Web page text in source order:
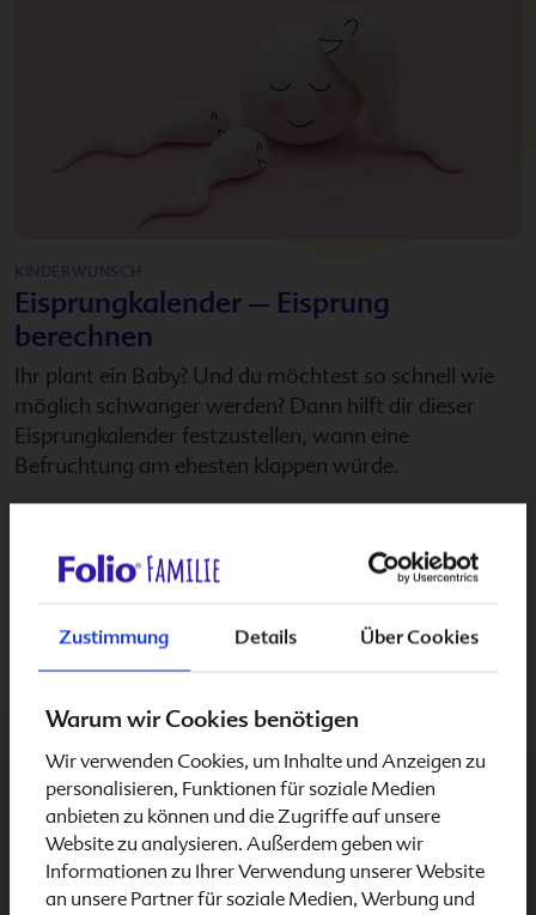
Zustimmung Details Über Cookies
Warum wir Cookies benötigen
Wir verwenden Cookies, um Inhalte und Anzeigen zu
personalisieren, Funktionen für soziale Medien
anbieten zu können und die Zugriffe auf unsere
Website zu analysieren. Außerdem geben wir
Informationen zu Ihrer Verwendung unserer Website
an unsere Partner für soziale Medien, Werbung und
KINDERWUNSCH
Eisprungkalender – Eisprung
berechnen
Ihr plant ein Baby? Und du möchtest so schnell wie
möglich schwanger werden? Dann hilft dir dieser
Eisprungkalender festzustellen, wann eine
Befruchtung am ehesten klappen würde.
Geburtsterminrechner
Schwangerschaft & Stillzeit